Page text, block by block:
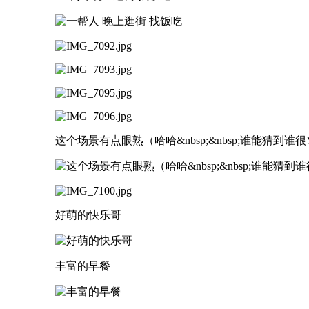
这个场景有点眼熟（哈哈&nbsp;&nbsp;谁能猜到谁很
好萌的快乐哥
丰富的早餐